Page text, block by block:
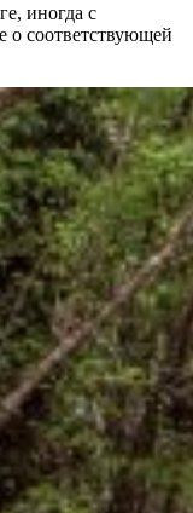
иногда с
о соответствующей